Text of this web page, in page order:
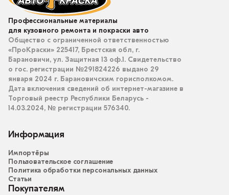
Профессиональные материалы
для кузовного ремонта и покраски авто
Общество с ограниченной ответственностью
«ПроКраски» 225417, Брестская обл, г.
Барановичи, ул. Защитная 13 оф.1. Свидетельство
о гос. регистрации №291824226 выдано 29
января 2024 г. Барановичским горисполкомом.
Дата включения сведений об интернет-магазине в
Торговый реестр Республики Беларусь -
14.03.2024, № регистрации 576340.
Информация
Импортёры
Пользовательское соглашение
Политика обработки персональных данных
Статьи
Покупателям